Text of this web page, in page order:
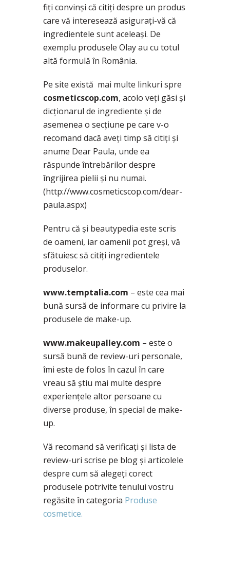
fiți convinși că citiți despre un produs
care vă interesează asigurați-vă că
ingredientele sunt aceleași. De
exemplu produsele Olay au cu totul
altă formulă în România.
Pe site există mai multe linkuri spre
cosmeticscop.com, acolo veți găsi și
dicționarul de ingrediente și de
asemenea o secțiune pe care v-o
recomand dacă aveți timp să citiți și
anume Dear Paula, unde ea
răspunde întrebărilor despre
îngrijirea pielii și nu numai.
(http://www.cosmeticscop.com/dear-
paula.aspx)
Pentru că și beautypedia este scris
de oameni, iar oamenii pot greși, vă
sfătuiesc să citiți ingredientele
produselor.
www.temptalia.com – este cea mai
bună sursă de informare cu privire la
produsele de make-up.
www.makeupalley.com – este o
sursă bună de review-uri personale,
îmi este de folos în cazul în care
vreau să știu mai multe despre
experiențele altor persoane cu
diverse produse, în special de make-
up.
Vă recomand să verificați și lista de
review-uri scrise pe blog și articolele
despre cum să alegeți corect
produsele potrivite tenului vostru
regăsite în categoria Produse
cosmetice.